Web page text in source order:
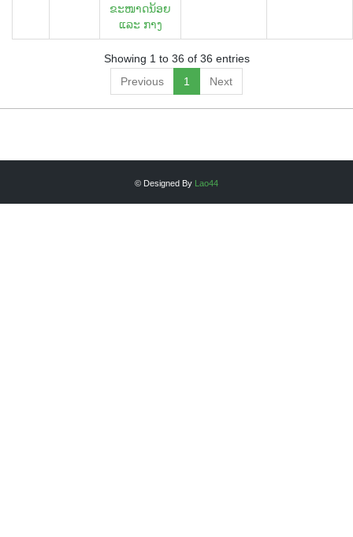
ຂະໜາດນ້ອຍ
ແລະ ກາງ
Showing 1 to 36 of 36 entries
Previous
1 Next
© Designed By Lao44